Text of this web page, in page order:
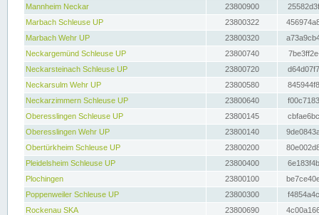
Mannheim Neckar
23800900
Marbach Schleuse UP
23800322
Marbach Wehr UP
23800320
Neckargemünd Schleuse UP
23800740
Neckarsteinach Schleuse UP
23800720
Neckarsulm Wehr UP
23800580
Neckarzimmern Schleuse UP
23800640
Oberesslingen Schleuse UP
23800145
Oberesslingen Wehr UP
23800140
Obertürkheim Schleuse UP
23800200
Pleidelsheim Schleuse UP
23800400
Plochingen
23800100
Poppenweiler Schleuse UP
23800300
Rockenau SKA
23800690